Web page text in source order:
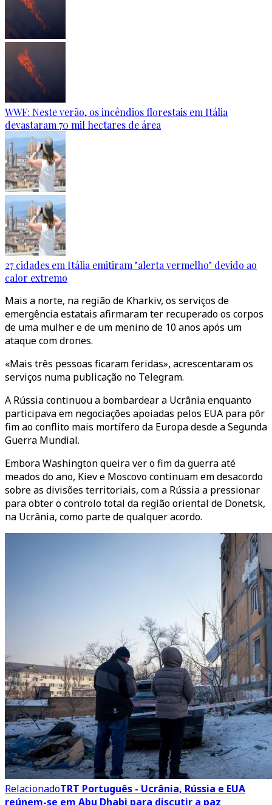
WWF: Neste verão, os incêndios florestais em Itália
devastaram 70 mil hectares de área
27 cidades em Itália emitiram "alerta vermelho" devido ao
calor extremo
Mais a norte, na região de Kharkiv, os serviços de
emergência estatais afirmaram ter recuperado os corpos
de uma mulher e de um menino de 10 anos após um
ataque com drones.
«Mais três pessoas ficaram feridas», acrescentaram os
serviços numa publicação no Telegram.
A Rússia continuou a bombardear a Ucrânia enquanto
participava em negociações apoiadas pelos EUA para pôr
fim ao conflito mais mortífero da Europa desde a Segunda
Guerra Mundial.
Embora Washington queira ver o fim da guerra até
meados do ano, Kiev e Moscovo continuam em desacordo
sobre as divisões territoriais, com a Rússia a pressionar
para obter o controlo total da região oriental de Donetsk,
na Ucrânia, como parte de qualquer acordo.
RelacionadoTRT Português - Ucrânia, Rússia e EUA
reúnem-se em Abu Dhabi para discutir a paz